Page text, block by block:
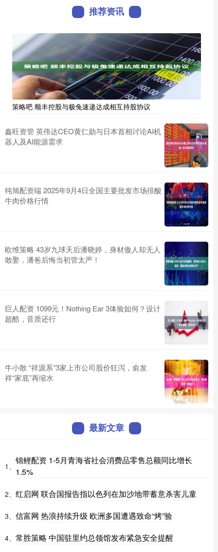
推荐资讯
策略吧 顺丰控股与极兔速递达成相互持股协议
鑫旺资管 英伟达CEO黄仁勋与日本首相讨论AI机
器人及AI能源需求
纯旭配资端 2025年9月4日全国主要批发市场排酸
牛肉价格行情
欧维策略 43岁九球天后潘晓婷，身材傲人却无人
敢娶，潘爸后悔当初管太严！
巨人配资 1099元！Nothing Ear 3体验如何？设计
超酷，音质还行
牛小散 “祥源系”3家上市公司股价狂泻，俞发
祥“家底”再缩水
最新文章
1、
锦鲤配资 1-5月青海省社会消费品零售总额同比增长
1.5%
2、 红启网 联合国报告指以色列在加沙地带蓄意杀害儿童
3、 信富网 热浪持续升级 欧洲多国遭遇致命“烤”验
4、 常胜策略 中国驻里约总领馆发布紧急安全提醒